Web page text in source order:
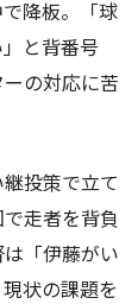
降板。「球
と背番号
の対応に苦
投策で立て
走者を背負
「伊藤がい
状の課題を